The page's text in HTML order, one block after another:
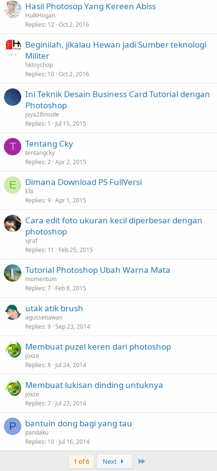
Hasil Photosop Yang Kereen Abiss
HulkHogan
Replies 12 Oct 2, 2016
Beginilah, jikalau Hewan jadi Sumber teknologi
Militer
hktoyshop
Replies 10 Oct 2, 2016
Ini Teknik Desain Business Card Tutorial dengan
Photoshop
jaya28inside
Replies 1 Jul 15, 2015
T Tentang Cky
tentangcky
Replies 2 Apr 2, 2015
E Dimana Download PS FullVersi
Ebi
Replies 9 Apr 1, 2015
Cara edit foto ukuran kecil diperbesar dengan
photoshop
vjraf
Replies 11 Feb 25, 2015
Tutorial Photoshop Ubah Warna Mata
momentum
Replies 7 Feb 8, 2015
utak atik brush
agussetiawan
Replies 9 Sep 23, 2014
Membuat puzel keren dari photoshop
joxze
Replies 8 Jul 24, 2014
Membuat lukisan dinding untuknya
joxze
Replies 7 Jul 23, 2014
P bantuin dong bagi yang tau
pandaku
Replies 10 Jul 16, 2014
1 of 6 Next